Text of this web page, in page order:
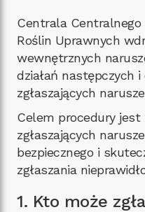
Centrala Centralnego
Roślin Uprawnych
wewnętrznych
działań następczych
zgłaszających
Celem procedury jest
zgłaszających
bezpiecznego i
zgłaszania
1. Kto może